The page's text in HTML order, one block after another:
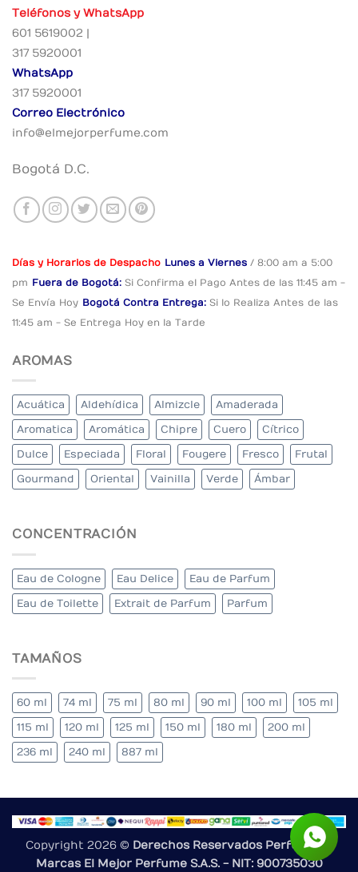
Teléfonos y WhatsApp
601 5619002 |
317 5920001
WhatsApp
317 5920001
Correo Electrónico
info@elmejorperfume.com
Bogotá D.C.
Días y Horarios de Despacho Lunes a Viernes / 8:00 am a 5:00
pm Fuera de Bogotá: Si Confirma el Pago Antes de las 11:45 am -
Se Envía Hoy Bogotá Contra Entrega: Si lo Realiza Antes de las
11:45 am - Se Entrega Hoy en la Tarde
AROMAS
Acuática Aldehídica Almizcle Amaderada
Aromatica Aromática Chipre Cuero Cítrico
Dulce Especiada Floral Fougere Fresco Frutal
Gourmand Oriental Vainilla Verde Ámbar
CONCENTRACIÓN
Eau de Cologne Eau Delice Eau de Parfum
Eau de Toilette Extrait de Parfum Parfum
TAMAÑOS
60 ml 74 ml 75 ml 80 ml 90 ml 100 ml 105 ml
115 ml 120 ml 125 ml 150 ml 180 ml 200 ml
236 ml 240 ml 887 ml
Copyright 2026 © Derechos Reservados Perfumes y
Marcas El Mejor Perfume S.A.S. - NIT: 900735030